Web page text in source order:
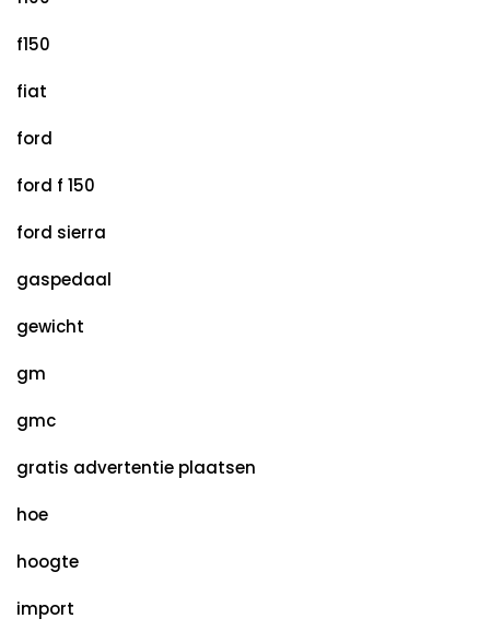
f150
fiat
ford
ford f 150
ford sierra
gaspedaal
gewicht
gm
gmc
gratis advertentie plaatsen
hoe
hoogte
import